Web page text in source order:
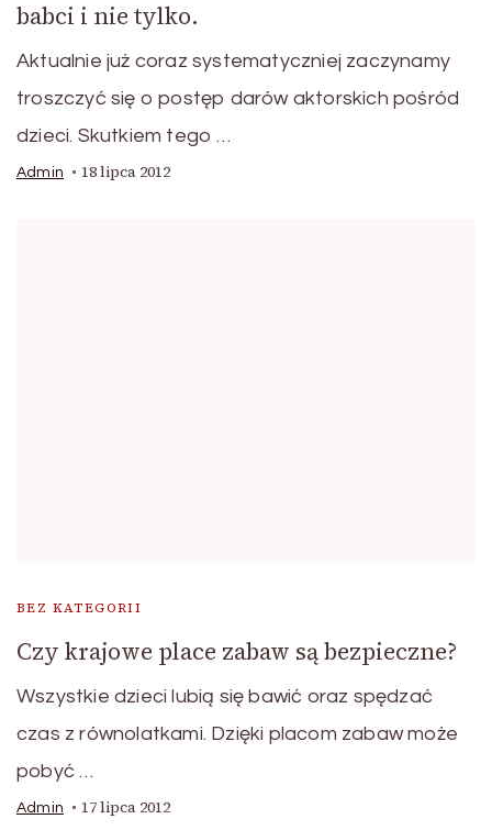
babci i nie tylko.
Aktualnie już coraz systematyczniej zaczynamy
troszczyć się o postęp darów aktorskich pośród
dzieci. Skutkiem tego …
Admin 18 lipca 2012
BEZ KATEGORII
Czy krajowe place zabaw są bezpieczne?
Wszystkie dzieci lubią się bawić oraz spędzać
czas z równolatkami. Dzięki placom zabaw może
pobyć …
Admin 17 lipca 2012